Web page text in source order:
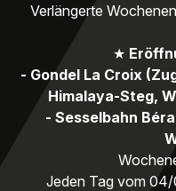
Verlängerte
★
- Gondel La Croix
Himalaya-Steg,
- Sesselbahn
Jeden Tag vom